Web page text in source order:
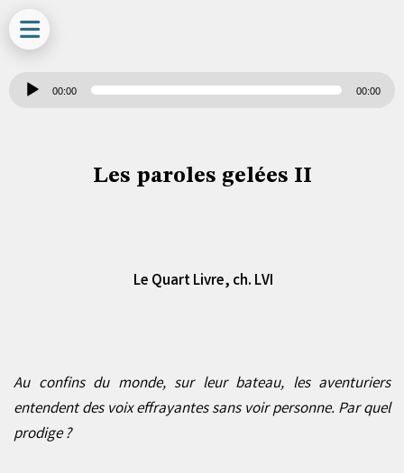
Lecteur00:00 00:00
Les paroles gelées II
Le Quart Livre, ch. LVI
Au confins du monde, sur leur bateau, les aventuriers
entendent des voix effrayantes sans voir personne. Par quel
prodige ?